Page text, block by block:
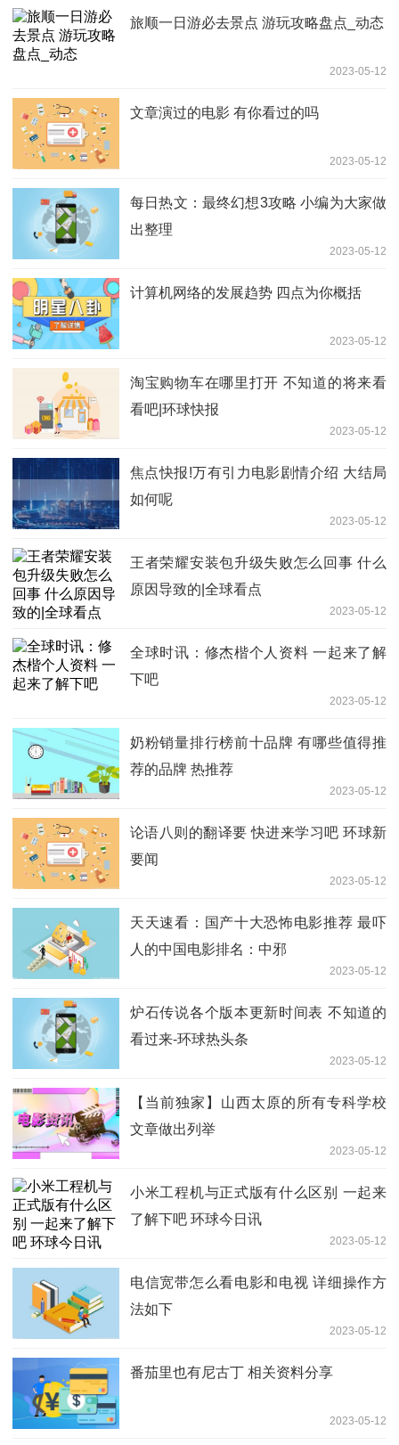
旅顺一日游必去景点 游玩攻略盘点_动态
2023-05-12
文章演过的电影 有你看过的吗
2023-05-12
每日热文：最终幻想3攻略 小编为大家做
出整理
2023-05-12
计算机网络的发展趋势 四点为你概括
2023-05-12
淘宝购物车在哪里打开 不知道的将来看
看吧|环球快报
2023-05-12
焦点快报!万有引力电影剧情介绍 大结局
如何呢
2023-05-12
王者荣耀安装包升级失败怎么回事 什么
原因导致的|全球看点
2023-05-12
全球时讯：修杰楷个人资料 一起来了解
下吧
2023-05-12
奶粉销量排行榜前十品牌 有哪些值得推
荐的品牌 热推荐
2023-05-12
论语八则的翻译要 快进来学习吧 环球新
要闻
2023-05-12
天天速看：国产十大恐怖电影推荐 最吓
人的中国电影排名：中邪
2023-05-12
炉石传说各个版本更新时间表 不知道的
看过来-环球热头条
2023-05-12
【当前独家】山西太原的所有专科学校
文章做出列举
2023-05-12
小米工程机与正式版有什么区别 一起来
了解下吧 环球今日讯
2023-05-12
电信宽带怎么看电影和电视 详细操作方
法如下
2023-05-12
番茄里也有尼古丁 相关资料分享
2023-05-12